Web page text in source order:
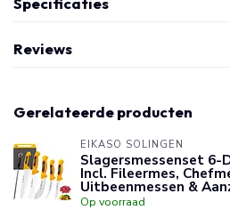
Reviews
Gerelateerde producten
EIKASO SOLINGEN
Slagersmessenset 6-
Incl. Fileermes,
Uitbeenmessen &
Op voorraad